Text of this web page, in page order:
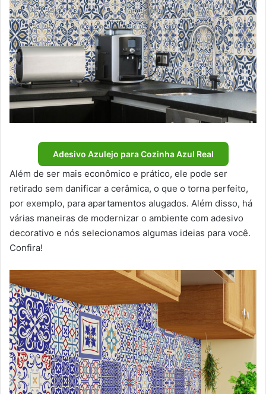
Adesivo Azulejo para Cozinha Azul Real
Além de ser mais econômico e prático, ele pode ser
retirado sem danificar a cerâmica, o que o torna perfeito,
por exemplo, para apartamentos alugados. Além disso, há
várias maneiras de modernizar o ambiente com adesivo
decorativo e nós selecionamos algumas ideias para você.
Confira!